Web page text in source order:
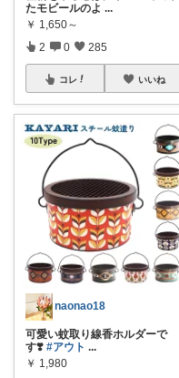
たモビールのよ ...
￥ 1,650～
2 0 285
コレ いいね
naonao18
可愛い蚊取り線香ホルダーで
す❣️ #アウト ...
￥ 1,980